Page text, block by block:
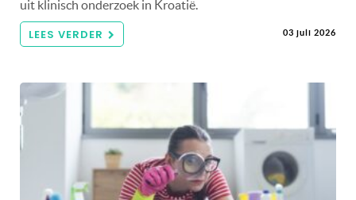
uit klinisch onderzoek in Kroatië.
LEES VERDER 03 juli 2026